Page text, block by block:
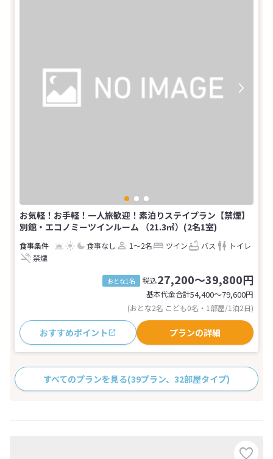
お気軽！お手軽！一人旅歓迎！素泊りステイプラン【禁煙】
別館・エコノミーツインルーム （21.3㎡）(2名1室)
食事なし 1～2名 ツイン バス
トイレ
禁煙
おとな1名 税込27,200～39,800円
基本代金合計54,400〜79,600円
(おとな2名 こども0名・1部屋/1泊2日)
おすすめポイント プランの詳細
すべてのプランを見る(39プラン、32部屋タイプ)